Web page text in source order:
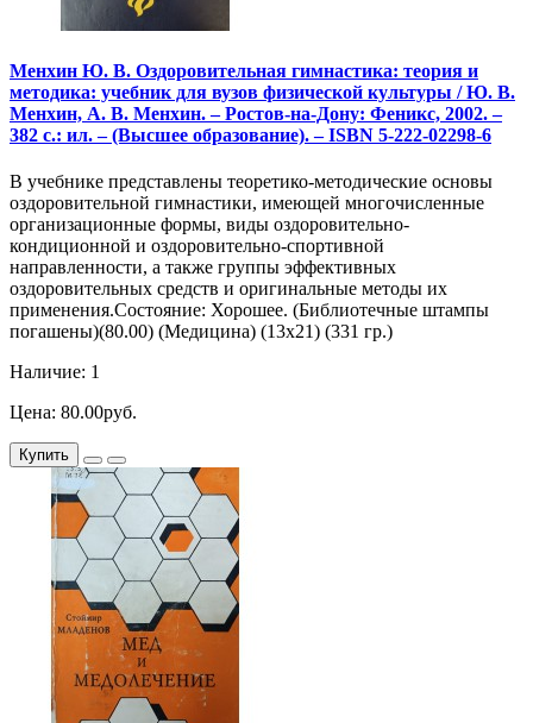
Менхин Ю. В. Оздоровительная гимнастика: теория и
методика: учебник для вузов физической культуры / Ю. В.
Менхин, А. В. Менхин. – Ростов-на-Дону: Феникс, 2002. –
382 с.: ил. – (Высшее образование). – ISBN 5-222-02298-6
В учебнике представлены теоретико-методические основы
оздоровительной гимнастики, имеющей многочисленные
организационные формы, виды оздоровительно-
кондиционной и оздоровительно-спортивной
направленности, а также группы эффективных
оздоровительных средств и оригинальные методы их
применения.Состояние: Хорошее. (Библиотечные штампы
погашены)(80.00) (Медицина) (13х21) (331 гр.)
Наличие: 1
Цена: 80.00руб.
Купить